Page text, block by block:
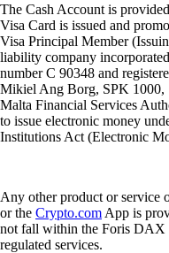
The Cash Account is
Visa Card is issued and
Visa Principal Member
liability company
number C 90348 and
Mikiel Ang Borg, SPK 1000,
Malta Financial Services
to issue electronic money
Institutions Act (Electronic
Any other product or service
or the Crypto.com App is
not fall within the Foris
regulated services.